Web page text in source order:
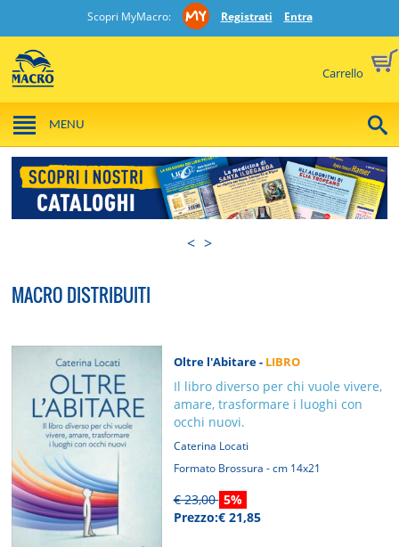
Scopri MyMacro: Registrati Entra
Carrello
MENU
< >
MACRO DISTRIBUITI
Oltre l'Abitare - LIBRO
Il libro diverso per chi vuole vivere,
amare, trasformare i luoghi con
occhi nuovi.
Caterina Locati
Formato Brossura - cm 14x21
€ 23,00 5%
Prezzo:€ 21,85